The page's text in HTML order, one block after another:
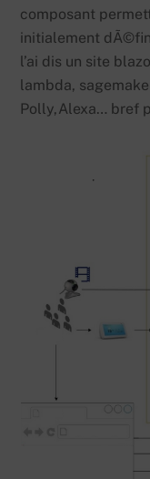
composant
initialement
l’ai dis un site
lambda,
Polly,Alexa… bref